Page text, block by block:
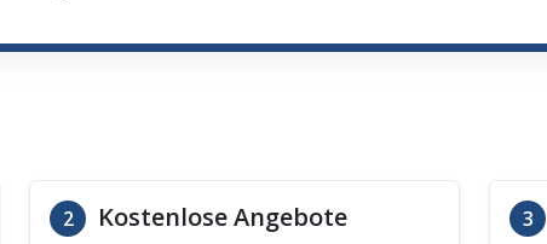
2 Kostenlose Angebote 3